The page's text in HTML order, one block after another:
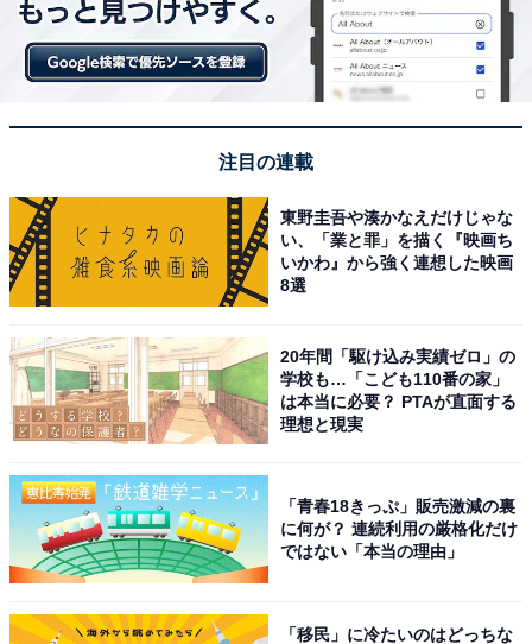
つ、新たに「世の中のもったいない
」にも注目。少量し
か取れないため市場に流通しなかった、刺身用の太刀魚
フィーレを作る工程で出る端材「
神奈川県産太刀魚のハ
ラス」を横浜丸魚より仕入れ、ごはんが進む竜田揚げに
使用します。ハラスは魚で1番脂ののった部位で、マグ
次ページ
『横浜市×崎陽軒「もったいな
い」を見直そう弁当3』の内容
注目の連載
東野圭吾や湊かなえだけじゃな
い、「業と罪」を描く『映画ち
いかわ』から強く連想した映画
8選
20年間「駆け込み実績ゼロ」の
学校も…「こども110番の家」
は本当に必要？ PTAが直面する
理想と現実
「青春18きっぷ」販売激減の裏
に何が？ 連続利用の厳格化だけ
ではない「本当の理由」
「移民」に冷たいのはどっちな